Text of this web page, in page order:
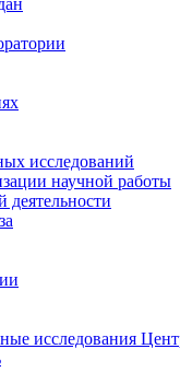
исследований
научной работы
деятельности
исследования